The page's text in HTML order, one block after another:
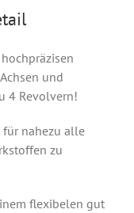
und
4 Revolvern!
für nahezu alle
zu
flexibelen gut